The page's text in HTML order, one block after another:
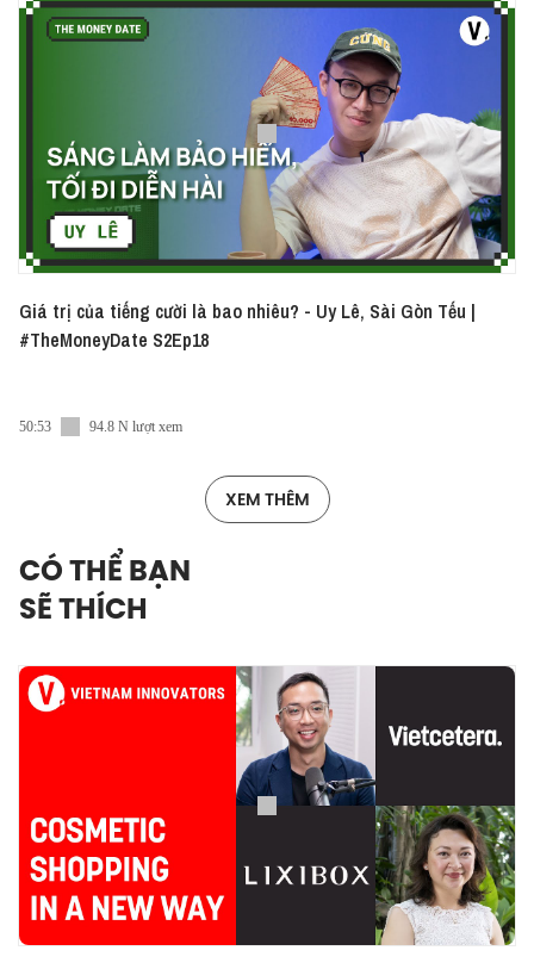
Giá trị của tiếng cười là bao nhiêu? - Uy Lê, Sài Gòn Tếu |
#TheMoneyDate S2Ep18
50:53 94.8 N lượt xem
XEM THÊM
CÓ THỂ BẠN
SẼ THÍCH